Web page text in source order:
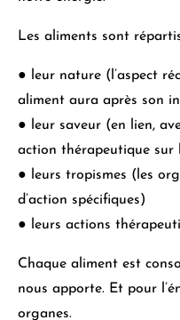
Les aliments sont
●
leur nature (l’aspect
aliment aura après son
●
leur saveur (en lien,
action thérapeutique sur
●
leurs tropismes (les
d’action spécifiques)
●
leurs actions
Chaque aliment est
nous apporte. Et pour
organes.